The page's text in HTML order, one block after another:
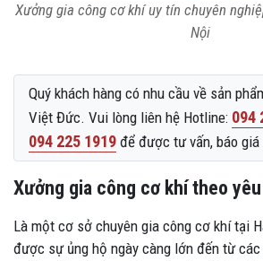
Xưởng gia công cơ khí uy tín chuyên
Nội
Quý khách hàng có nhu cầu về sản
Việt Đức. Vui lòng liên hệ Hotline: 094
094 225 1919 để được tư vấn, báo
Xưởng gia công cơ khí theo
Là một cơ sở chuyên gia công cơ khí tại
được sự ủng hộ ngày càng lớn đến từ các